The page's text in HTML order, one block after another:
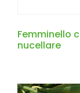
Femminello
nucellare